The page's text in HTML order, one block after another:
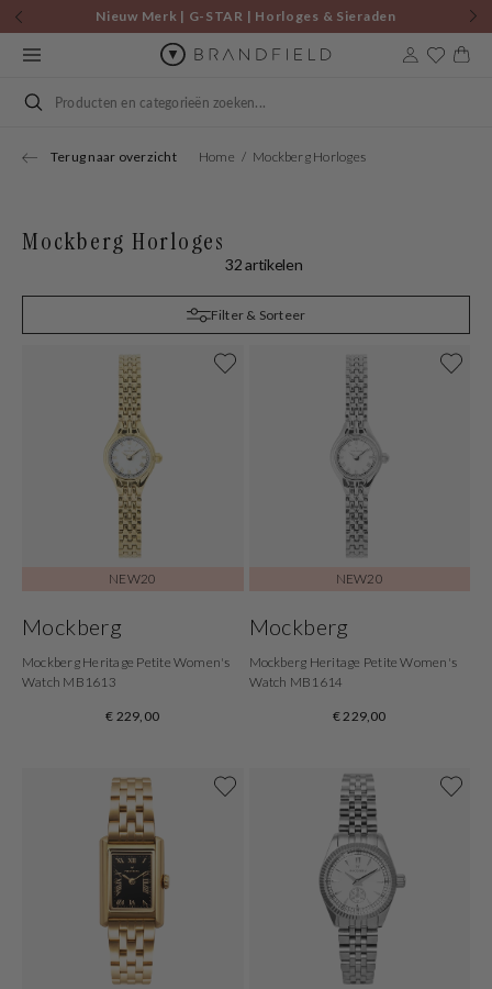
Skip to
content
Nieuw Merk | G-STAR | Horloges & Sieraden
Cart
Search
Terug naar overzicht Home Mockberg Horloges
Mockberg Horloges
32 artikelen
Filter & Sorteer
NEW20
Mockberg
Mockberg Heritage Petite Women's
Watch MB1613
€ 229,00
NEW20
Mockberg
Mockberg Heritage Petite Women's
Watch MB1614
€ 229,00